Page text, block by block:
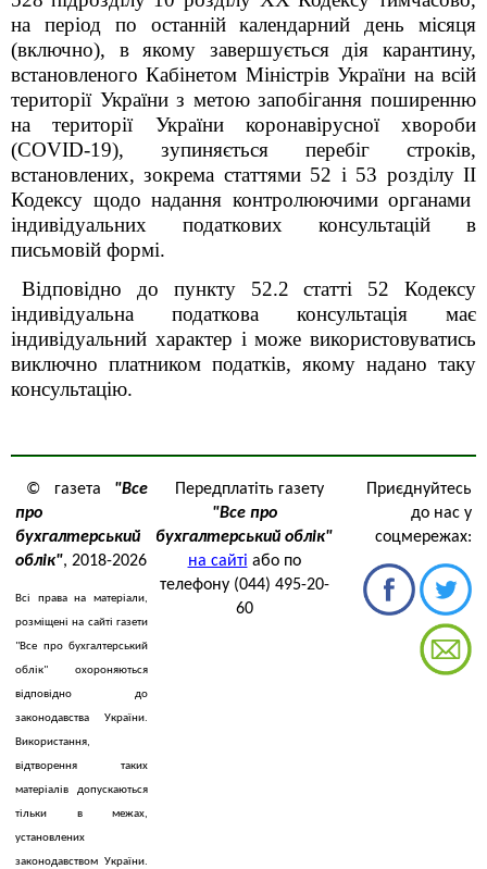
на період по останній календарний день місяця
(включно), в якому завершується дія карантину,
встановленого Кабінетом Міністрів України на всій
території України з метою запобігання поширенню
на території України коронавірусної хвороби
(COVID-19), зупиняється перебіг строків,
встановлених, зокрема статтями 52 і 53 розділу II
Кодексу щодо надання контролюючими органами
індивідуальних податкових консультацій в
письмовій формі.
Відповідно до пункту 52.2 статті 52 Кодексу
індивідуальна податкова консультація має
індивідуальний характер і може використовуватись
виключно платником податків, якому надано таку
консультацію.
© газета "Все
про
бухгалтерський
облік", 2018-2026
Всі права на матеріали,
розміщені на сайті газети
"Все про бухгалтерський
облік" охороняються
відповідно до
законодавства України.
Використання,
відтворення таких
матеріалів допускаються
тільки в межах,
установлених
законодавством України.
Передплатіть газету
"Все про
бухгалтерський облік"
на сайті або по
телефону (044) 495-20-
60
Приєднуйтесь
до нас у
соцмережах: